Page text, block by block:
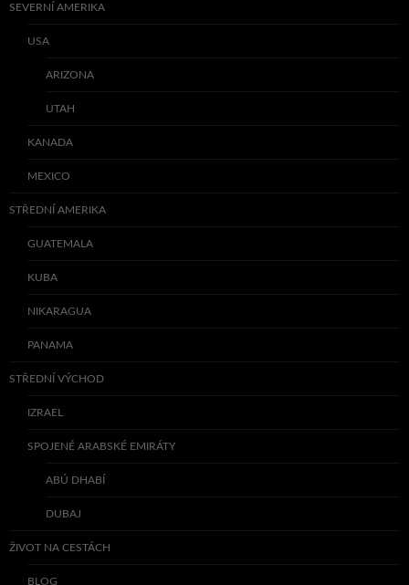
SEVERNÍ AMERIKA
USA
ARIZONA
UTAH
KANADA
MEXICO
STŘEDNÍ AMERIKA
GUATEMALA
KUBA
NIKARAGUA
PANAMA
STŘEDNÍ VÝCHOD
IZRAEL
SPOJENÉ ARABSKÉ EMIRÁTY
ABÚ DHABÍ
DUBAJ
ŽIVOT NA CESTÁCH
BLOG